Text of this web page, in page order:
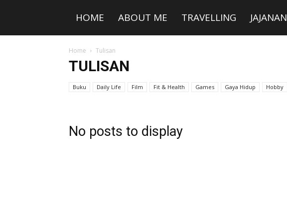
HOME ABOUT ME TRAVELLING JAJANAN
Home Tulisan
TULISAN
Buku Daily Life Film Fit & Health Games Gaya Hidup Hobby
No posts to display